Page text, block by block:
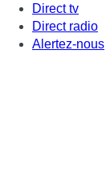
Direct tv
Direct radio
Alertez-nous